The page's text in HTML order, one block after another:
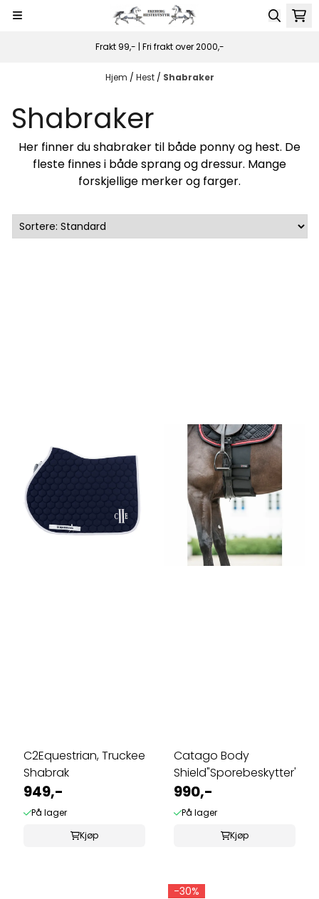
Hopp til innhold
Frakt 99,- | Fri frakt over 2000,-
Hjem / Hest / Shabraker
Shabraker
Her finner du shabraker til både ponny og hest. De
fleste finnes i både sprang og dressur. Mange
forskjellige merker og farger.
C2Equestrian, Truckee
Shabrak
949,-
På lager
Kjøp
Catago Body
Shield"Sporebeskytter"
990,-
På lager
Kjøp
-30%